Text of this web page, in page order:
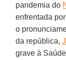
pandemia do
enfrentada
o
da república,
grave à